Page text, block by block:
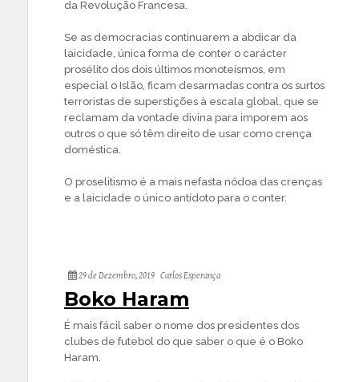
da Revolução Francesa.
Se as democracias continuarem a abdicar da
laicidade, única forma de conter o carácter
prosélito dos dois últimos monoteísmos, em
especial o Islão, ficam desarmadas contra os surtos
terroristas de superstições à escala global, que se
reclamam da vontade divina para imporem aos
outros o que só têm direito de usar como crença
doméstica.
O proselitismo é a mais nefasta nódoa das crenças
e a laicidade o único antídoto para o conter.
29 de Dezembro, 2019 Carlos Esperança
Boko Haram
É mais fácil saber o nome dos presidentes dos
clubes de futebol do que saber o que é o Boko
Haram.